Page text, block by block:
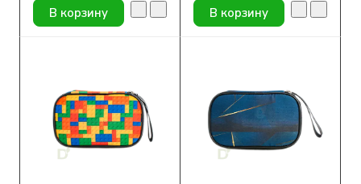
В корзину В корзину